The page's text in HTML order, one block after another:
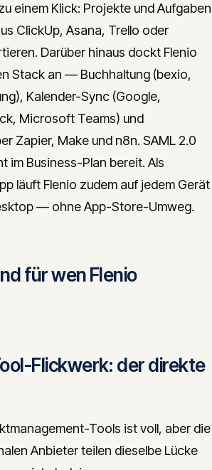
einem Klick: Projekte und Aufgaben
ClickUp, Asana, Trello oder
Darüber hinaus dockt Flenio
Stack an — Buchhaltung (bexio,
Kalender-Sync (Google,
Microsoft Teams) und
Zapier, Make und n8n. SAML 2.0
im Business-Plan bereit. Als
läuft Flenio zudem auf jedem Gerät
— ohne App-Store-Umweg.
für wen Flenio
Flickwerk: der direkte
Tools ist voll, aber die
Anbieter teilen dieselbe Lücke